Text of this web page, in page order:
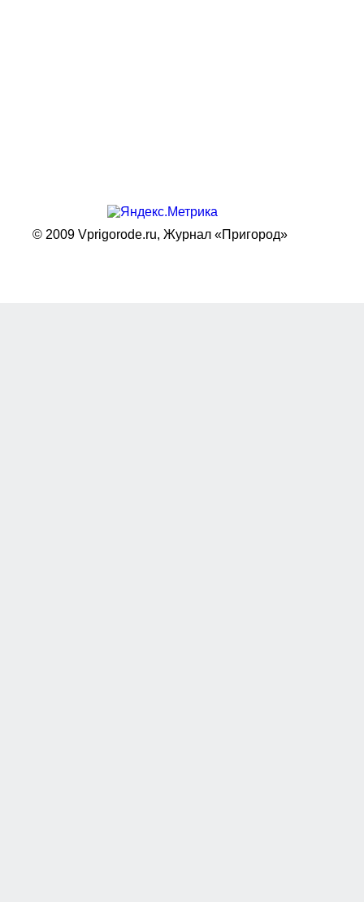
© 2009 Vprigorode.ru, Журнал «Пригород»